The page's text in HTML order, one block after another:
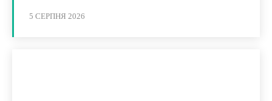
5 СЕРПНЯ 2026